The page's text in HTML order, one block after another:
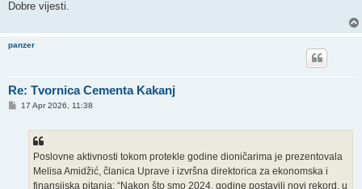
Dobre vijesti.
panzer
Re: Tvornica Cementa Kakanj
P17 Apr 2026, 11:38
Poslovne aktivnosti tokom protekle godine dioničarima je prezentovala
Melisa Amidžić, članica Uprave i izvršna direktorica za ekonomska i
finansijska pitanja: “Nakon što smo 2024. godine postavili novi rekord, u